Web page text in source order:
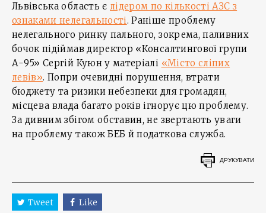
Львівська область є лідером по кількості АЗС з
ознаками нелегальності. Раніше проблему
нелегального ринку пального, зокрема, паливних
бочок підіймав директор «Консалтингової групи
А-95» Сергій Куюн у матеріалі «Місто сліпих
левів». Попри очевидні порушення, втрати
бюджету та ризики небезпеки для громадян,
місцева влада багато років ігнорує цю проблему.
За дивним збігом обставин, не звертають уваги
на проблему також БЕБ й податкова служба.
ДРУКУВАТИ
Tweet Like